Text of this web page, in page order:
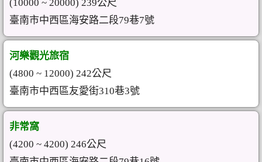
(10000 ~ 20000) 239公尺
臺南市中西區海安路二段79巷7號
河樂觀光旅宿
(4800 ~ 12000) 242公尺
臺南市中西區友愛街310巷3號
非常窩
(4200 ~ 4200) 246公尺